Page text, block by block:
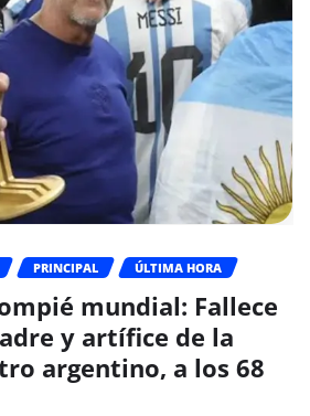
PRINCIPAL ÚLTIMA HORA
mundial: Fallece
y artífice de la
argentino, a los 68